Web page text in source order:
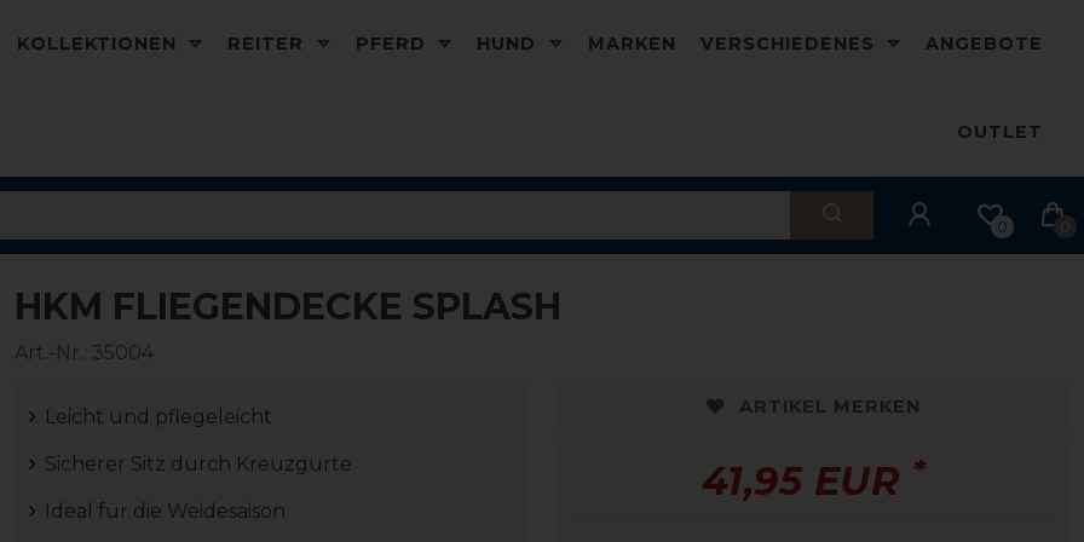
KOLLEKTIONEN REITER PFERD HUND MARKEN VERSCHIEDENES ANGEBOTE
OUTLET
0 0
HKM FLIEGENDECKE SPLASH
Art.-Nr.: 35004
Leicht und pflegeleicht
Sicherer Sitz durch Kreuzgurte
Ideal für die Weidesaison
ARTIKEL MERKEN
41,95 EUR *